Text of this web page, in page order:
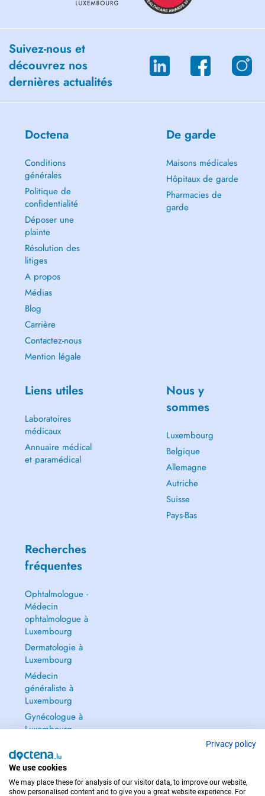
Suivez-nous et
découvrez nos
dernières actualités
Doctena
Conditions
générales
Politique de
confidentialité
Déposer une
plainte
Résolution des
litiges
A propos
Médias
Blog
Carrière
Contactez-nous
Mention légale
De garde
Maisons médicales
Hôpitaux de garde
Pharmacies de
garde
Liens utiles
Laboratoires
médicaux
Annuaire médical
et paramédical
Nous y
sommes
Luxembourg
Belgique
Allemagne
Autriche
Suisse
Pays-Bas
Recherches
fréquentes
Ophtalmologue -
Médecin
ophtalmologue à
Luxembourg
Dermatologie à
Luxembourg
Médecin
généraliste à
Luxembourg
Gynécologue à
Luxembourg
Privacy policy
We use cookies
We may place these for analysis of our visitor data, to improve our website,
show personalised content and to give you a great website experience. For